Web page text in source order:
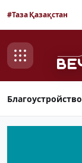
#Таза Қазақстан
Благоустройство